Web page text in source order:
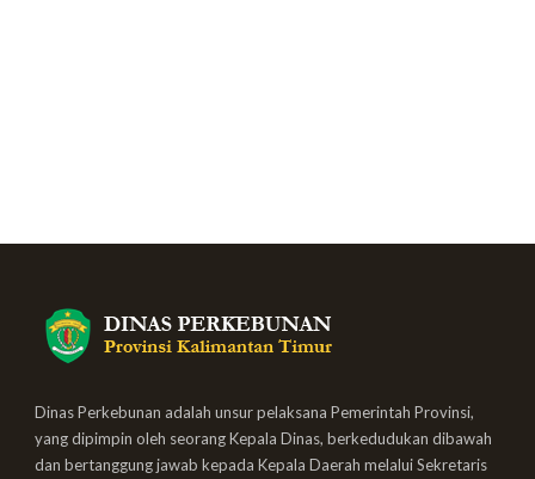
Dinas Perkebunan adalah unsur pelaksana Pemerintah Provinsi,
yang dipimpin oleh seorang Kepala Dinas, berkedudukan dibawah
dan bertanggung jawab kepada Kepala Daerah melalui Sekretaris